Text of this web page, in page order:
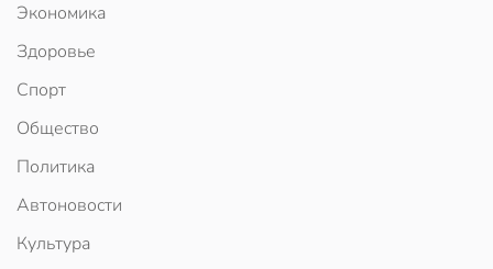
Экономика
Здоровье
Спорт
Общество
Политика
Автоновости
Культура